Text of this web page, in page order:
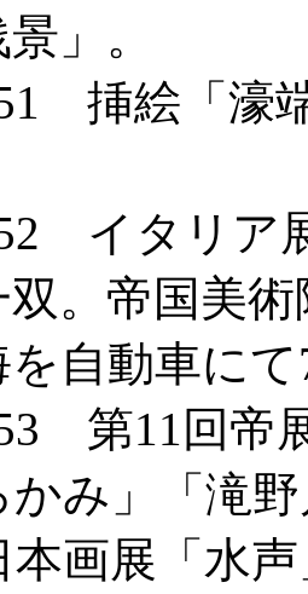
」。
挿絵「濠端
イタリア展
。帝国美
自動車に
第11回帝展
み」「滝
画展「水声